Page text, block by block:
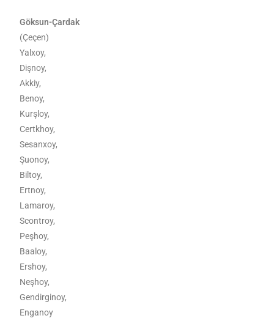
Göksun-Çardak
(Çeçen)
Yalxoy,
Dişnoy,
Akkiy,
Benoy,
Kurşloy,
Certkhoy,
Sesanxoy,
Şuonoy,
Biltoy,
Ertnoy,
Lamaroy,
Scontroy,
Peşhoy,
Baaloy,
Ershoy,
Neşhoy,
Gendirginoy,
Enganoy